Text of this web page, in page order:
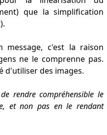
que la simplification
message, c'est la raison
ne le comprenne pas.
d'utiliser des images.
rendre compréhensible le
et non pas en le rendant